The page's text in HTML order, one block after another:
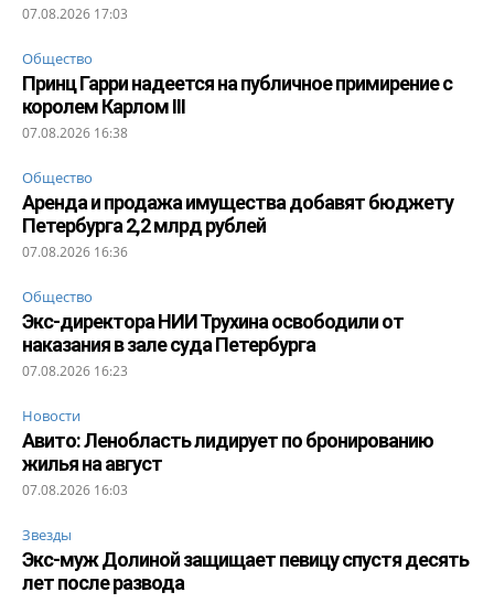
07.08.2026 17:03
Общество
Принц Гарри надеется на публичное примирение с
королем Карлом III
07.08.2026 16:38
Общество
Аренда и продажа имущества добавят бюджету
Петербурга 2,2 млрд рублей
07.08.2026 16:36
Общество
Экс-директора НИИ Трухина освободили от
наказания в зале суда Петербурга
07.08.2026 16:23
Новости
Авито: Ленобласть лидирует по бронированию
жилья на август
07.08.2026 16:03
Звезды
Экс-муж Долиной защищает певицу спустя десять
лет после развода